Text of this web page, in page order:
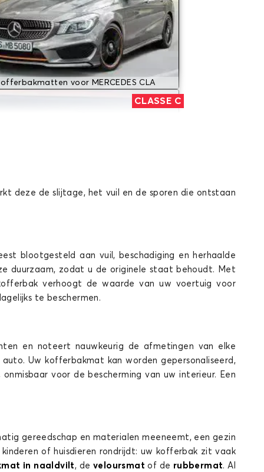
voor MERCEDES CLA
CLASSE C
voor MERCEDES CLASSE R
CLE
deze de slijtage, het vuil en de sporen die ontstaan
blootgesteld aan vuil, beschadiging en herhaalde
duurzaam, zodat u de originele staat behoudt. Met
verhoogt de waarde van uw voertuig voor
te beschermen.
en noteert nauwkeurig de afmetingen van elke
Uw kofferbakmat kan worden gepersonaliseerd,
onmisbaar voor de bescherming van uw interieur. Een
gereedschap en materialen meeneemt, een gezin
of huisdieren rondrijdt: uw kofferbak zit vaak
in naaldvilt, de veloursmat of de rubbermat. Al